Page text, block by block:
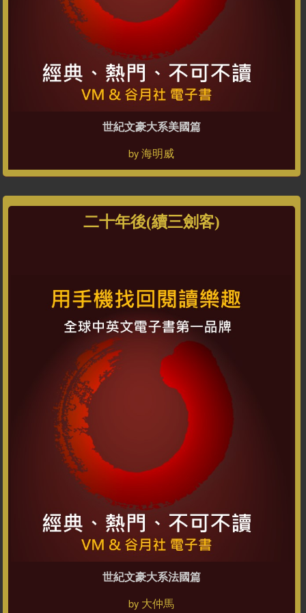
世紀文豪大系美國篇
by海明威
二十年後(續三劍客)
世紀文豪大系法國篇
by 大仲馬